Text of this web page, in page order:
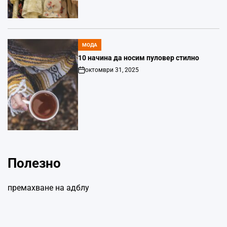
POSTED
IN
МОДА
10 начина да носим пуловер стилно
Post
октомври 31, 2025
Полезно
премахване на адблу